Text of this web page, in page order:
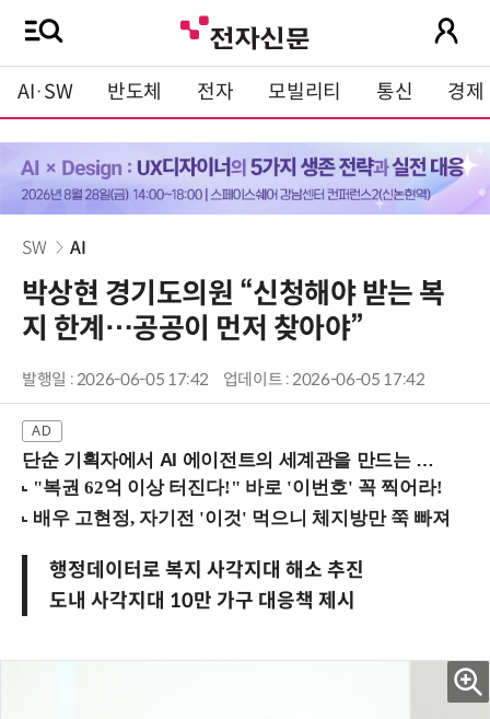
AI·SW 반도체 전자 모빌리티 통신 경제
SW AI
박상현 경기도의원 “신청해야 받는 복
지 한계…공공이 먼저 찾아야”
발행일 : 2026-06-05 17:42 업데이트 : 2026-06-05 17:42
단순 기획자에서 AI 에이전트의 세계관을 만드는 지식 설계자로.. (8/20 강남역)
행정데이터로 복지 사각지대 해소 추진
도내 사각지대 10만 가구 대응책 제시